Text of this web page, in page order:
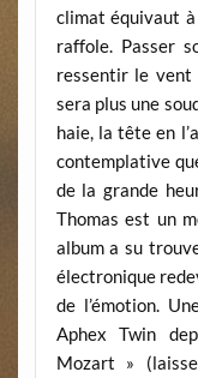
climat équivaut
raffole. Passer
ressentir le vent
sera plus une
haie, la tête en
contemplative
de la grande
Thomas est un
album a su
électronique
de l’émotion.
Aphex Twin
Mozart »